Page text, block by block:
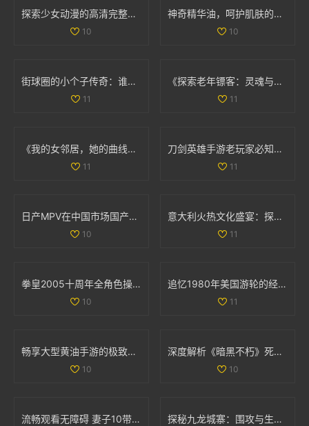
探索少女动漫的高清完整版免费观看新选择
10
神奇精华油，呵护肌肤的润泽秘密与使用心得宝典
10
街球圈的小个子传奇：谁才是你心中的篮球顶峰人物
11
《探索老年镖客：灵魂与冒险交织的故事大揭秘》
11
《我的女邻居，她的曲线与故事交织的生活》
11
刀剑英雄手游老玩家必知的职业选择与入门技巧分享
11
日产MPV在中国市场国产化进程如何？探索背后原因与影响
10
意大利火热文化盛宴：探索美食、艺术与历史的独特魅力
11
拳皇2005十周年全角色操作技巧详解与摇杆指南
10
追忆1980年美国游轮的经典魅力与航海风情
11
畅享大型黄油手游的极致体验，探索IOS平台新世界
10
深度解析《暗黑不朽》死灵法师召唤流装备与技能全套攻略
10
流畅观看无障碍 妻子10带你畅享高清电视精彩内容 探秘九龙城寨：围攻与生存的传奇故事免费观看版